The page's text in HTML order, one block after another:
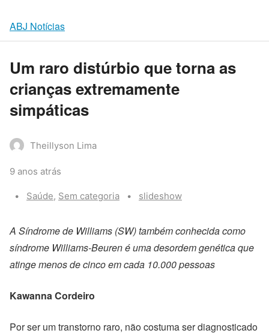
ABJ Notícias
Um raro distúrbio que torna as
crianças extremamente
simpáticas
Theillyson Lima
9 anos atrás
Categories:
Saúde, Sem categoria Tags:
slideshow
A Síndrome de Williams (SW) também conhecida como
síndrome Williams-Beuren é uma desordem genética que
atinge menos de cinco em cada 10.000 pessoas
Kawanna Cordeiro
Por ser um transtorno raro, não costuma ser diagnosticado